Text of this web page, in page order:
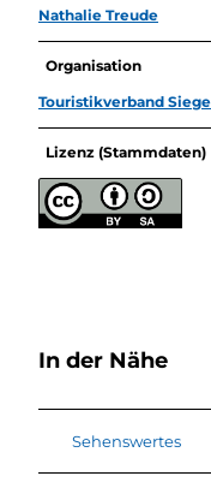
Nathalie Treude
Organisation
Touristikverband
Lizenz (Stammdaten)
In der Nähe
Sehenswertes